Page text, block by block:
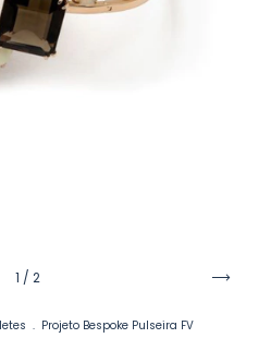
1 / 2
. Projeto Bespoke Pulseira FV